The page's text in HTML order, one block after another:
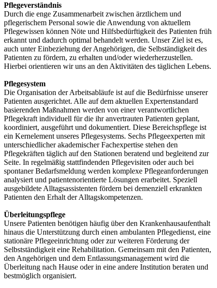
Pflegeverständnis
Durch die enge Zusammenarbeit zwischen ärztlichem und
pflegerischem Personal sowie die Anwendung von aktuellem
Pflegewissen können Nöte und Hilfsbedürftigkeit des Patienten früh
erkannt und dadurch optimal behandelt werden. Unser Ziel ist es,
auch unter Einbeziehung der Angehörigen, die Selbständigkeit des
Patienten zu fördern, zu erhalten und/oder wiederherzustellen.
Hierbei orientieren wir uns an den Aktivitäten des täglichen Lebens.
Pflegesystem
Die Organisation der Arbeitsabläufe ist auf die Bedürfnisse unserer
Patienten ausgerichtet. Alle auf dem aktuellen Expertenstandard
basierenden Maßnahmen werden von einer verantwortlichen
Pflegekraft individuell für die ihr anvertrauten Patienten geplant,
koordiniert, ausgeführt und dokumentiert. Diese Bereichspflege ist
ein Kernelement unseres Pflegesystems. Sechs Pflegeexperten mit
unterschiedlicher akademischer Fachexpertise stehen den
Pflegekräften täglich auf den Stationen beratend und begleitend zur
Seite. In regelmäßig stattfindenden Pflegevisiten oder auch bei
spontaner Bedarfsmeldung werden komplexe Pflegeanforderungen
analysiert und patientenorientierte Lösungen erarbeitet. Speziell
ausgebildete Alltagsassistenten fördern bei demenziell erkrankten
Patienten den Erhalt der Alltagskompetenzen.
Überleitungspflege
Unsere Patienten benötigen häufig über den Krankenhausaufenthalt
hinaus die Unterstützung durch einen ambulanten Pflegedienst, eine
stationäre Pflegeeinrichtung oder zur weiteren Förderung der
Selbstständigkeit eine Rehabilitation. Gemeinsam mit den Patienten,
den Angehörigen und dem Entlassungsmanagement wird die
Überleitung nach Hause oder in eine andere Institution beraten und
bestmöglich organisiert.